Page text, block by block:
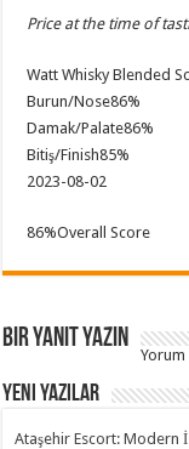
Price at the time of
Watt Whisky Blended
Burun/Nose86%
Damak/Palate86%
Bitiş/Finish85%
2023-08-02
86%Overall Score
Bir yanıt yazın
Yeni Yazılar
Ataşehir Escort: Modern